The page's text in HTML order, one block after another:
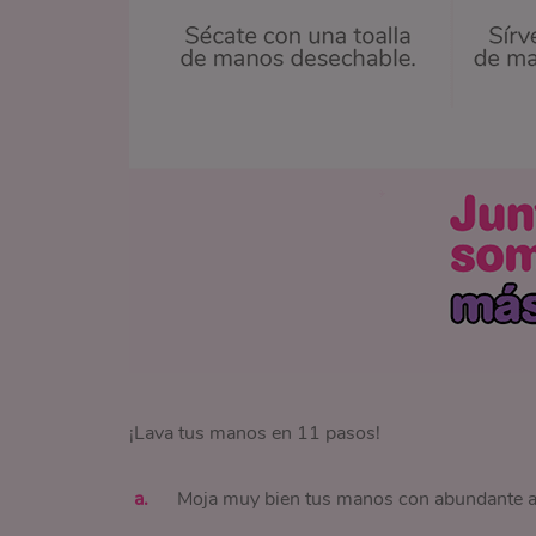
¡Lava tus manos en 11 pasos!
Moja muy bien tus manos con abundante